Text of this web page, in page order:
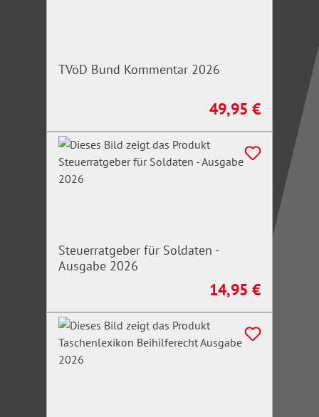
TVöD Bund Kommentar 2026
Regulärer Preis:
49,95 €
Steuerratgeber für Soldaten -
Ausgabe 2026
Regulärer Preis:
14,95 €